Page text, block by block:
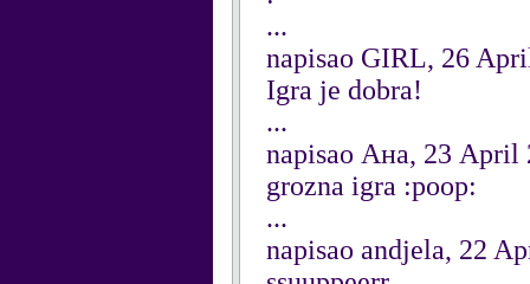
...
napisao GIRL, 26
Igra je dobra!
...
napisao Ана, 23 April
grozna igra :poop:
...
napisao andjela, 22